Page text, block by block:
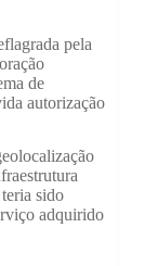
pela
de
autorização
sido
adquirido